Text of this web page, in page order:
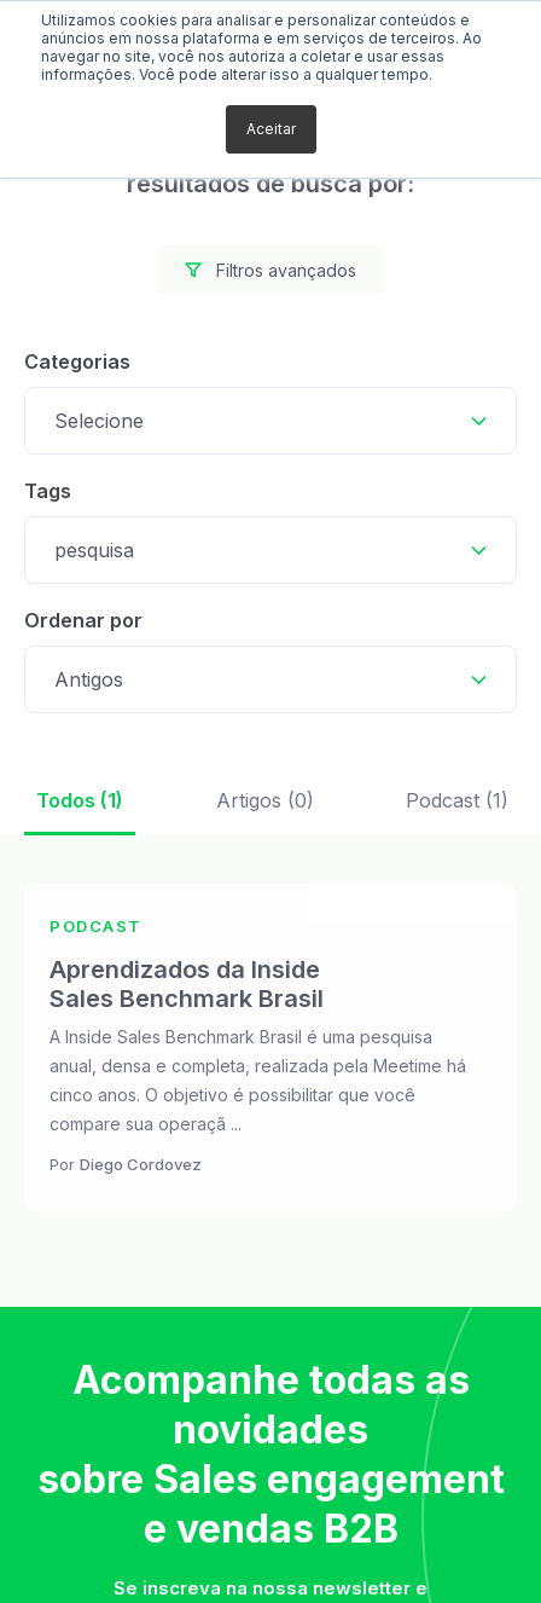
Utilizamos cookies para analisar e personalizar conteúdos e
anúncios em nossa plataforma e em serviços de terceiros. Ao
navegar no site, você nos autoriza a coletar e usar essas
informações. Você pode alterar isso a qualquer tempo.
Aceitar
Foram encontrados 1
resultados de busca por:
Filtros avançados
Categorias
Selecione
Tags
pesquisa
Ordenar por
Antigos
Todos (1) Artigos (0) Podcast (1)
PODCAST
Aprendizados da Inside
Sales Benchmark Brasil
A Inside Sales Benchmark Brasil é uma pesquisa
anual, densa e completa, realizada pela Meetime há
cinco anos. O objetivo é possibilitar que você
compare sua operaçã ...
Por Diego Cordovez
Acompanhe todas as
novidades
sobre Sales engagement
e vendas B2B
Se inscreva na nossa newsletter e